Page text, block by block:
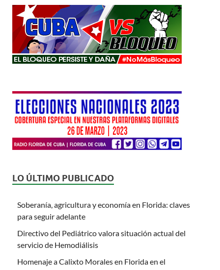
LO ÚLTIMO PUBLICADO
Soberanía, agricultura y economía en Florida: claves
para seguir adelante
Directivo del Pediátrico valora situación actual del
servicio de Hemodiálisis
Homenaje a Calixto Morales en Florida en el